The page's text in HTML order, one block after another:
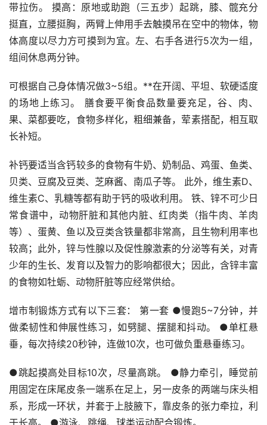
带拉伤。 摸高：原地或助跑（三五步）起跳，膝、髋充分
挺直，立腰挺胸，两臂上伸用手去触摸吊在空中的物体，物
体高度以尽力方可摸到为宜。左、右手各进行5次为一组，
组间休息两分钟。
可根据自己身体情况做3~5组。**在开阔、平坦、软硬适度
的场地上练习。 膳食要平衡食品数量要充足，谷、肉、
果、菜都要吃，食物多样化，粗细兼备，荤素搭配，相互取
长补短。
补钙要适当含钙较多的食物有牛奶、奶制品、鸡蛋、鱼类、
贝类、豆腐及豆类、芝麻酱、南瓜子等。 此外，维生素D、
维生素C、乳糖等都有助于钙的吸收利用。 铁、锌不可少日
常食谱中，动物肝脏和其他内脏、红肉类（指牛肉、羊肉
等）、蛋黄、鱼以及豆类含铁量都非常高，且生物利用率也
较高；此外，锌与性腺以及促性腺激素的分泌等有关，对青
少年的生长、发育以及智力的影响都很大；因此，含锌丰富
的食物如牡蛎、动物肝脏等应经常供给。
增市制锻炼方式有以下三套： 第一套 ●慢跑5~7分钟，并
做柔韧性和伸展性练习，如劈腿、摆腿和抖动。 ●单杠悬
垂，每次持续20秒钟，连做10次，也可做负重悬垂练习。
●跳起摸高处目标10次，尽量高跳。 ●静力牵引，睡觉前
用固定在床尾皮条一端系在足上，另一皮条的两端与床头相
系，形成一环状，并套于上肢腋下，靠皮条的张力牵拉，利
于长高。 ●游泳、跳绳、球类运动配合锻炼。